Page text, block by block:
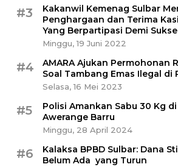
#3
Kakanwil Kemenag Sulbar
Penghargaan dan Terima
Yang Berpartipasi Demi
Minggu, 19 Juni 2022
#4
AMARA Ajukan Permohonan
Soal Tambang Emas Ilegal di
Selasa, 16 Mei 2023
#5
Polisi Amankan Sabu 30 Kg
Awerange Barru
Minggu, 28 April 2024
#6
Kalaksa BPBD Sulbar: Dana
Belum Ada yang Turun